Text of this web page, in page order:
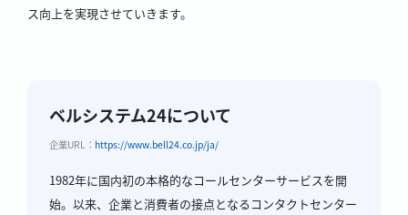
ス向上を実現させていきます。
ベルシステム24について
企業URL： https://www.bell24.co.jp/ja/
1982年に国内初の本格的なコールセンターサービスを開
始。以来、企業と消費者の接点となるコンタクトセンター